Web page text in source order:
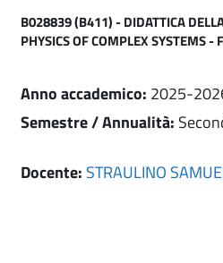
B028839 (B411) - DIDATTICA
PHYSICS OF COMPLEX SYSTEMS
Anno accademico: 2025-
Semestre / Annualità:
Docente: STRAULINO